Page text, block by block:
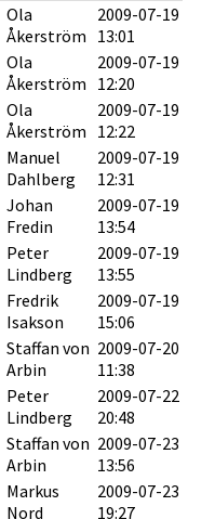
Ola
Åkerström
2009-07-19
13:01
Ola
Åkerström
2009-07-19
12:20
Ola
Åkerström
2009-07-19
12:22
Manuel
Dahlberg
2009-07-19
12:31
Johan
Fredin
2009-07-19
13:54
Peter
Lindberg
2009-07-19
13:55
Fredrik
Isakson
2009-07-19
15:06
Staffan von
Arbin
2009-07-20
11:38
Peter
Lindberg
2009-07-22
20:48
Staffan von
Arbin
2009-07-23
13:56
Markus
Nord
2009-07-23
19:27